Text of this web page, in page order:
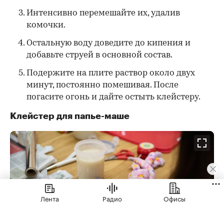
Интенсивно перемешайте их, удалив
комочки.
Остальную воду доведите до кипения и
добавьте струей в основной состав.
Подержите на плите раствор около двух
минут, постоянно помешивая. После
погасите огонь и дайте остыть клейстеру.
Клейстер для папье-маше
Лента Радио Офисы